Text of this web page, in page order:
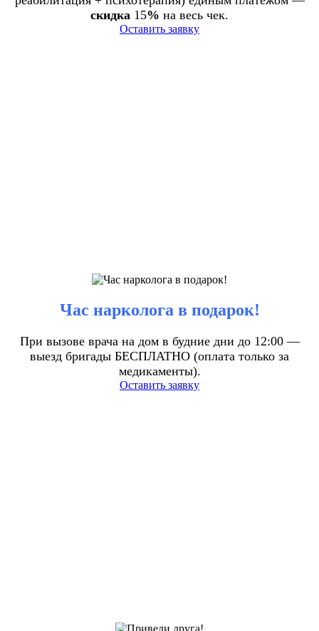
скидка 15% на весь чек.
Оставить заявку
Час нарколога в подарок!
При вызове врача на дом в будние дни до 12:00 —
выезд бригады БЕСПЛАТНО (оплата только за
медикаменты).
Оставить заявку